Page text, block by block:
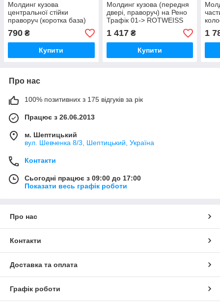
Молдинг кузова
центральної стійки
праворуч (коротка база)
на Рено Майстер III 10 ->
AUTOTECHTEILE -
5050202
790 ₴
Купити
Молдинг кузова (передня
двері, праворуч) на Рено
Трафік 01-> ROTWEISS
(Туреччина) - RWS1159
1 417₴
Купити
1
Про нас
100% позитивних з 175 відгуків за рік
Працює з 26.06.2013
м. Шептицький
вул. Шевченка 8/3, Шептицький, Україна
Контакти
Сьогодні працює з 09:00 до 17:00
Показати весь графік роботи
Про нас
Контакти
Доставка та оплата
Графік роботи